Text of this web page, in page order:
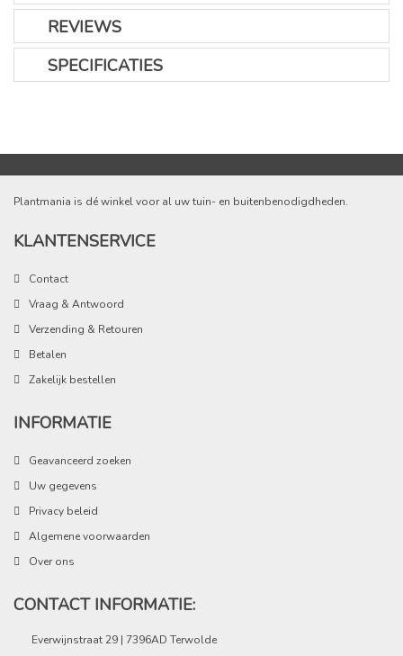
REVIEWS
SPECIFICATIES
Plantmania is dé winkel voor al uw tuin- en buitenbenodigdheden.
KLANTENSERVICE
Contact
Vraag & Antwoord
Verzending & Retouren
Betalen
Zakelijk bestellen
INFORMATIE
Geavanceerd zoeken
Uw gegevens
Privacy beleid
Algemene voorwaarden
Over ons
CONTACT INFORMATIE:
Everwijnstraat 29 | 7396AD Terwolde